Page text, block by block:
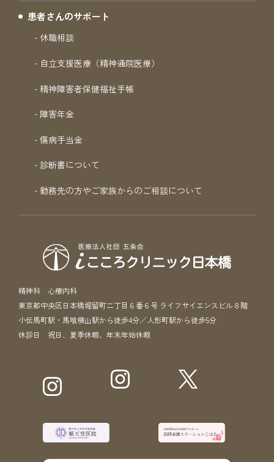
患者さんのサポート
休職相談
自立支援医療（精神通院医療）
精神障害者保健福祉手帳
障害年金
傷病手当金
診断書について
勤務先の方やご家族からのご相談について
精神科 心療内科
東京都中央区日本橋堀留町二丁目６番６号 ライフサイエンスビル８階
小伝馬町駅・馬喰横山駅から徒歩4分／人形町駅から徒歩5分
休診日 祝日、夏季休暇、年末年始休暇